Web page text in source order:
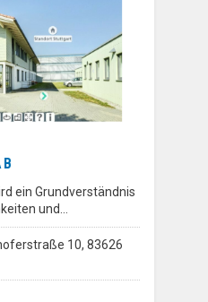
ein Grundverständnis
und…
10, 83626